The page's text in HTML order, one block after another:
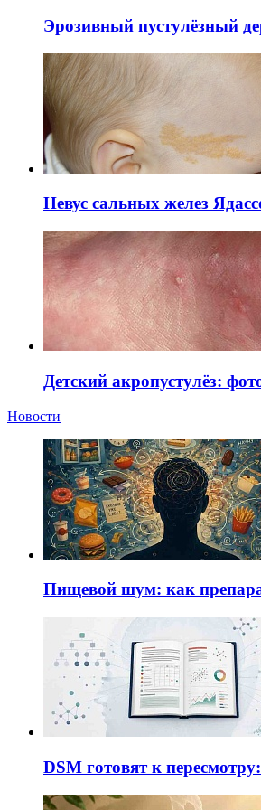
Эрозивный пустулёзный
Невус сальных желез
Детский акропустулёз:
Новости
Пищевой шум: как
DSM готовят к